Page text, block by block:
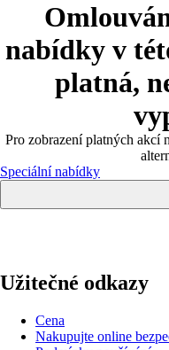
nabídky v
platná,
Pro zobrazení platných akcí
Speciální nabídky
Užitečné odkazy
Cena
Nakupujte online